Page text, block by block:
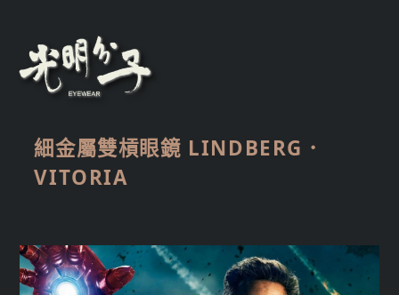
細金屬雙槓眼鏡 LINDBERG．
VITORIA